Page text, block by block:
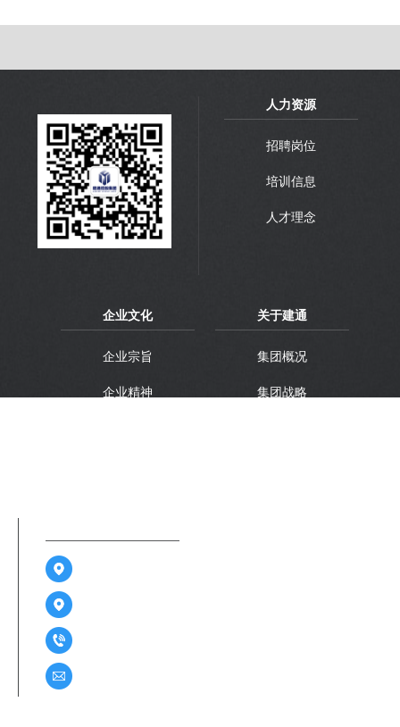
人力资源
招聘岗位
培训信息
人才理念
企业文化
企业宗旨
企业精神
关于建通
集团概况
集团战略